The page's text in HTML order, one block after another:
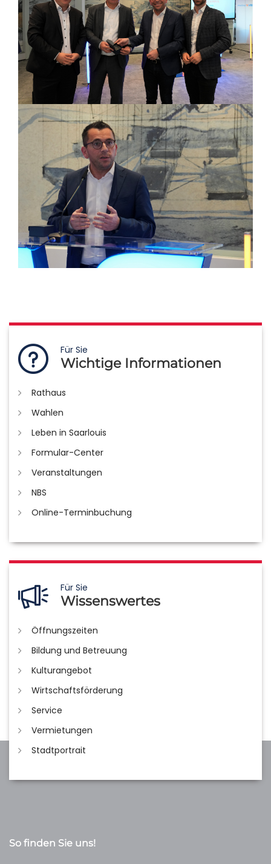
Für Sie
Wichtige Informationen
Rathaus
Wahlen
Leben in Saarlouis
Formular-Center
Veranstaltungen
NBS
Online-Terminbuchung
Für Sie
Wissenswertes
Öffnungszeiten
Bildung und Betreuung
Kulturangebot
Wirtschaftsförderung
Service
Vermietungen
Stadtportrait
So finden Sie uns!